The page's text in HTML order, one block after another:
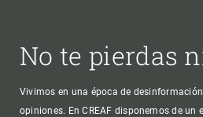
No te pierdas
Vivimos en una época de
opiniones. En CREAF disponemos de